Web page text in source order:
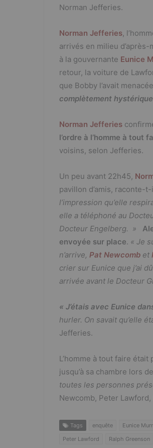
Norman Jefferies.
Norman Jefferies,
arrivés en milieu d’après-
à la gouvernante Eunice
retour, la voiture de
que Bobby l’avait
complètement
Norman Jefferies
l’ordre à l’homme à tout
voisins, selon Jefferies.
Un peu avant 22h45,
pavillon d’amis, raconte-t-
l’impression qu’elle
elle a téléphoné au
Docteur Engelberg. »
envoyée sur place. « Je
n’arrive, Pat Newcomb et
crier sur Eunice que j’ai
arrivée avant le Docteur
« J’étais avec Eunice
hurler. On savait qu’elle
Jefferies.
L’homme à tout faire
jusqu’à sa chambre lors
toutes les personnes
Newcomb, Peter
Tags enquête Eunice
Peter Lawford
Ralph Greenson